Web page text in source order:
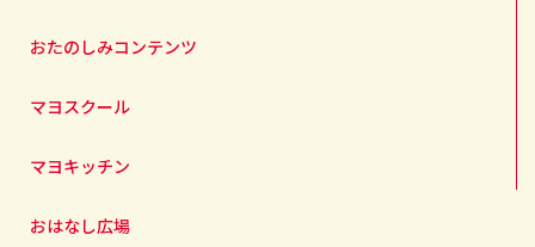
おたのしみコンテンツ
マヨスクール
マヨキッチン
おはなし広場